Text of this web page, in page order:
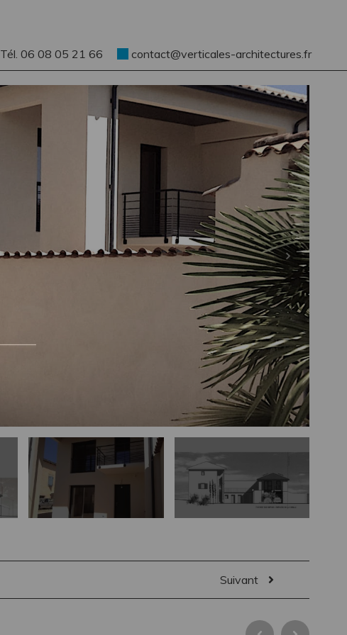
Tél. 06 08 05 21 66 contact@verticales-architectures.fr
Suivant